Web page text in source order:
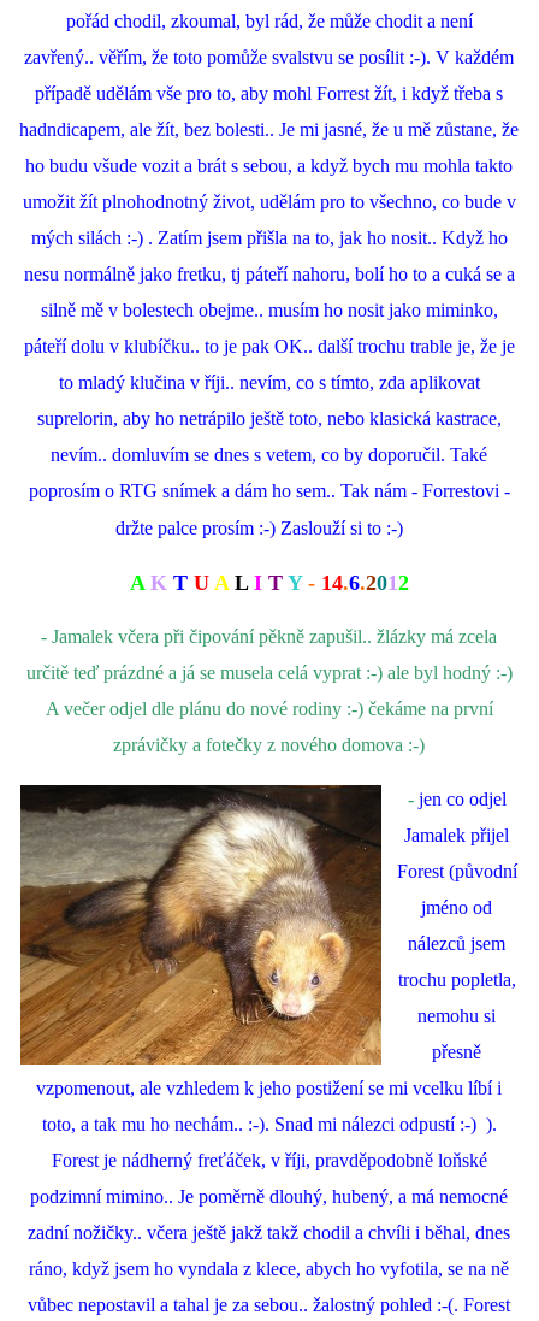
pořád chodil, zkoumal, byl rád, že může chodit a není
zavřený.. věřím, že toto pomůže svalstvu se posílit :-). V každém
případě udělám vše pro to, aby mohl Forrest žít, i když třeba s
hadndicapem, ale žít, bez bolesti.. Je mi jasné, že u mě zůstane, že
ho budu všude vozit a brát s sebou, a když bych mu mohla takto
umožit žít plnohodnotný život, udělám pro to všechno, co bude v
mých silách :-) . Zatím jsem přišla na to, jak ho nosit.. Když ho
nesu normálně jako fretku, tj páteří nahoru, bolí ho to a cuká se a
silně mě v bolestech obejme.. musím ho nosit jako miminko,
páteří dolu v klubíčku.. to je pak OK.. další trochu trable je, že je
to mladý klučina v říji.. nevím, co s tímto, zda aplikovat
suprelorin, aby ho netrápilo ještě toto, nebo klasická kastrace,
nevím.. domluvím se dnes s vetem, co by doporučil. Také
poprosím o RTG snímek a dám ho sem.. Tak nám - Forrestovi -
držte palce prosím :-) Zaslouží si to :-)
AK T U A L I T Y- 14.6.2012
- Jamalek včera při čipování pěkně zapušil.. žlázky má zcela
určitě teď prázdné a já se musela celá vyprat :-) ale byl hodný :-)
A večer odjel dle plánu do nové rodiny :-) čekáme na první
zprávičky a fotečky z nového domova :-)
- jen co odjel
Jamalek přijel
Forest (původní
jméno od
nálezců jsem
trochu popletla,
nemohu si
přesně
vzpomenout, ale vzhledem k jeho postižení se mi vcelku líbí i
toto, a tak mu ho nechám.. :-). Snad mi nálezci odpustí :-) ).
Forest je nádherný freťáček, v říji, pravděpodobně loňské
podzimní mimino.. Je poměrně dlouhý, hubený, a má nemocné
zadní nožičky.. včera ještě jakž takž chodil a chvíli i běhal, dnes
ráno, když jsem ho vyndala z klece, abych ho vyfotila, se na ně
vůbec nepostavil a tahal je za sebou.. žalostný pohled :-(. Forest